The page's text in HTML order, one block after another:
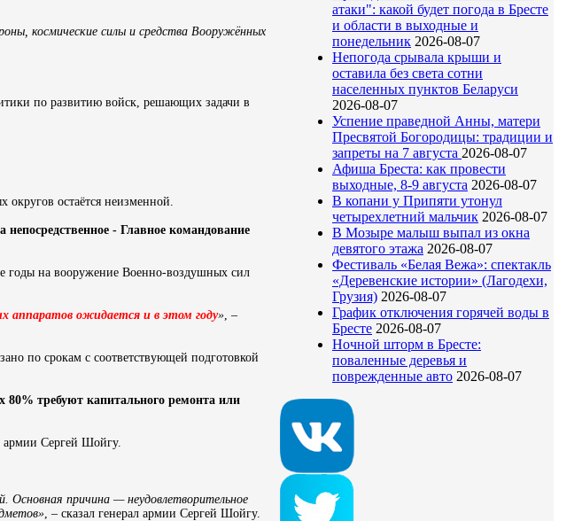
космические силы и средства Вооружённых
по развитию войск, решающих задачи в
остаётся неизменной.
- Главное командование
годы на вооружение Военно-воздушных сил
аппаратов ожидается и в этом году» , –
по срокам с соответствующей подготовкой
80% требуют капитального ремонта или
армии Сергей Шойгу.
Основная причина — неудовлетворительное
, ­– сказал генерал армии Сергей Шойгу.
атаки": какой будет погода в Бресте
и области в выходные и
понедельник 2026-08-07
Непогода срывала крыши и
оставила без света сотни
населенных пунктов Беларуси
2026-08-07
Успение праведной Анны, матери
Пресвятой Богородицы: традиции и
запреты на 7 августа 2026-08-07
Афиша Бреста: как провести
выходные, 8-9 августа 2026-08-07
В копани у Припяти утонул
четырехлетний мальчик 2026-08-07
В Мозыре малыш выпал из окна
девятого этажа 2026-08-07
Фестиваль «Белая Вежа»: спектакль
«Деревенские истории» (Лагодехи,
Грузия) 2026-08-07
График отключения горячей воды в
Бресте 2026-08-07
Ночной шторм в Бресте:
поваленные деревья и
поврежденные авто 2026-08-07